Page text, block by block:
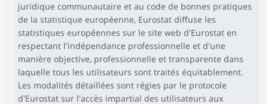
juridique communautaire et au code de bonnes pratiques
de la statistique européenne, Eurostat diffuse les
statistiques européennes sur le site web d'Eurostat en
respectant l'indépendance professionnelle et d'une
manière objective, professionnelle et transparente dans
laquelle tous les utilisateurs sont traités équitablement.
Les modalités détaillées sont régies par le protocole
d'Eurostat sur l'accès impartial des utilisateurs aux